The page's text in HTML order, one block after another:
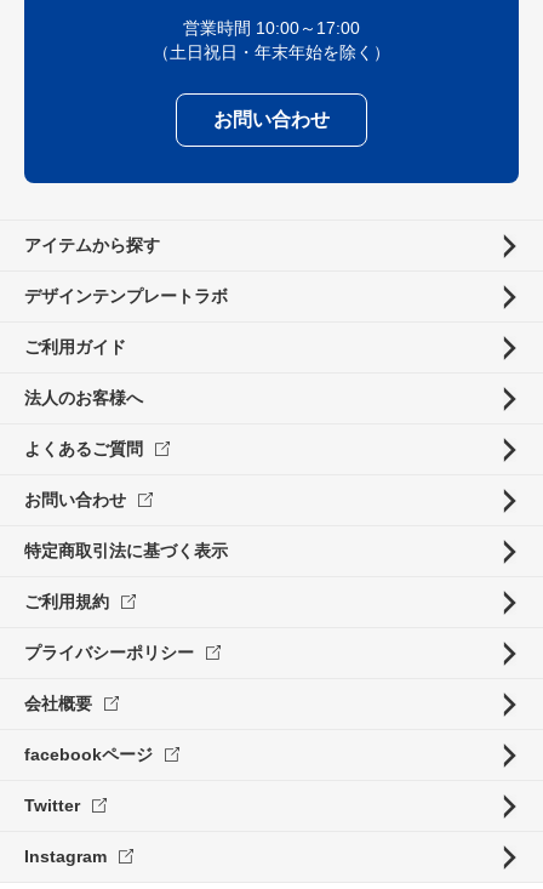
営業時間 10:00～17:00
（土日祝日・年末年始を除く）
お問い合わせ
アイテムから探す
デザインテンプレートラボ
ご利用ガイド
法人のお客様へ
よくあるご質問
お問い合わせ
特定商取引法に基づく表示
ご利用規約
プライバシーポリシー
会社概要
facebookページ
Twitter
Instagram